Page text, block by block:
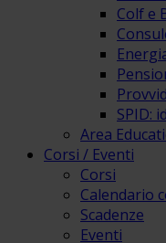
Colf e
SPID:
Area
Corsi / Eventi
Corsi
Calendario
Scadenze
Eventi